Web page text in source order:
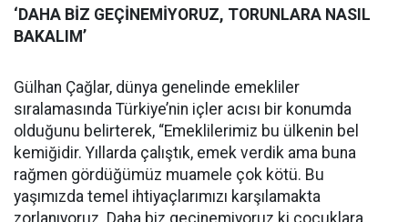
‘DAHA BİZ GEÇİNEMİYORUZ, TORUNLARA NASIL
BAKALIM’
Gülhan Çağlar, dünya genelinde emekliler
sıralamasında Türkiye’nin içler acısı bir konumda
olduğunu belirterek, “Emeklilerimiz bu ülkenin bel
kemiğidir. Yıllarda çalıştık, emek verdik ama buna
rağmen gördüğümüz muamele çok kötü. Bu
yaşımızda temel ihtiyaçlarımızı karşılamakta
zorlanıyoruz. Daha biz geçinemiyoruz ki çocuklara,